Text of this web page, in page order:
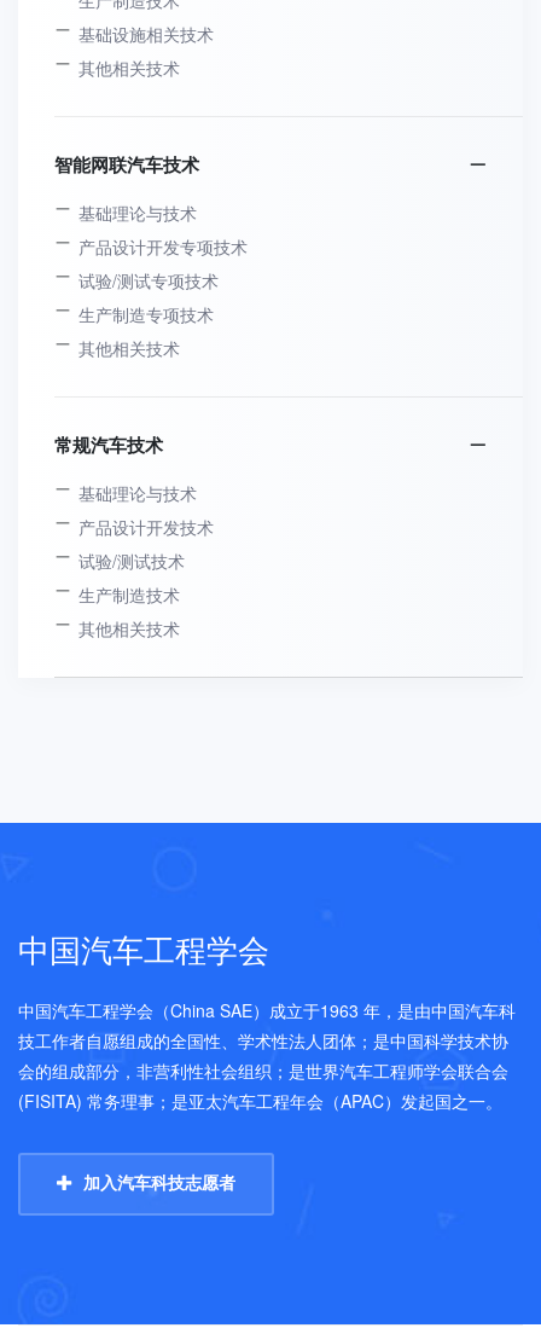
基础设施相关技术
其他相关技术
智能网联汽车技术
基础理论与技术
产品设计开发专项技术
试验/测试专项技术
生产制造专项技术
其他相关技术
常规汽车技术
基础理论与技术
产品设计开发技术
试验/测试技术
生产制造技术
其他相关技术
中国汽车工程学会
中国汽车工程学会（China SAE）成立于1963 年，是由中国汽车科
技工作者自愿组成的全国性、学术性法人团体；是中国科学技术协
会的组成部分，非营利性社会组织；是世界汽车工程师学会联合会
(FISITA) 常务理事；是亚太汽车工程年会（APAC）发起国之一。
加入汽车科技志愿者